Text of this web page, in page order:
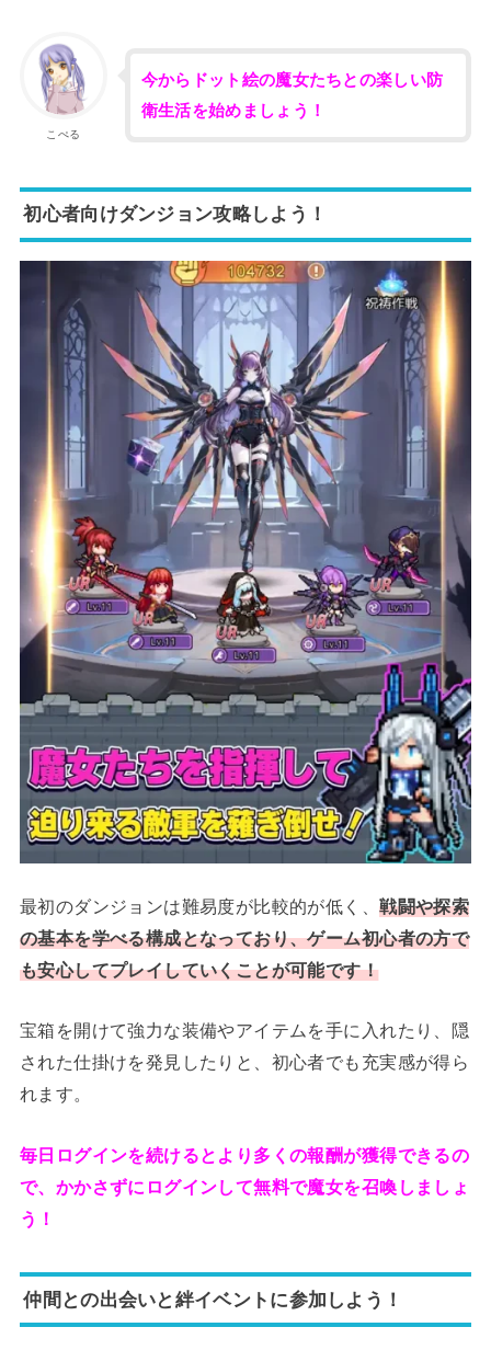
こぺる
今からドット絵の魔女たちとの楽しい防
衛生活を始めましょう！
初心者向けダンジョン攻略しよう！
最初のダンジョンは難易度が比較的が低く、戦闘や探索
の基本を学べる構成となっており、ゲーム初心者の方で
も安心してプレイしていくことが可能です！
宝箱を開けて強力な装備やアイテムを手に入れたり、隠
された仕掛けを発見したりと、初心者でも充実感が得ら
れます。
毎日ログインを続けるとより多くの報酬が獲得できるの
で、かかさずにログインして無料で魔女を召喚しましょ
う！
仲間との出会いと絆イベントに参加しよう！